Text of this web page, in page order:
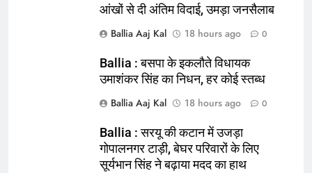
आंखों से दी अंतिम विदाई, उमड़ा जनसैलाब
Ballia Aaj Kal
18 hours ago 0
Ballia : बसपा के इकलौते विधायक
उमाशंकर सिंह का निधन, हर कोई स्तब्ध
Ballia Aaj Kal
18 hours ago 0
Ballia : सरयू की कटान में उजड़ा
गोपालनगर टाड़ी, बेघर परिवारों के लिए
सूर्यभान सिंह ने बढ़ाया मदद का हाथ